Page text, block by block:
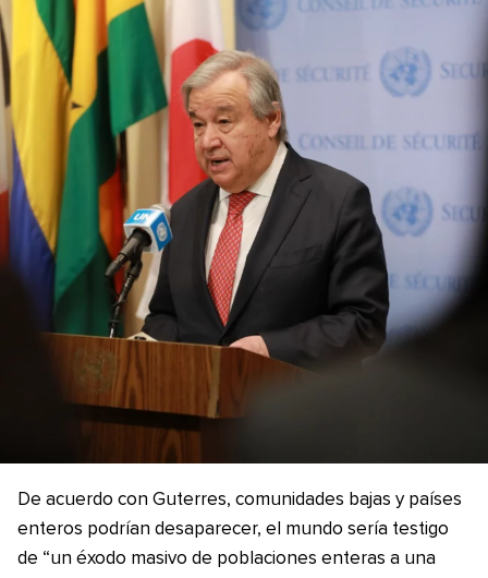
De acuerdo con Guterres, comunidades bajas y países
enteros podrían desaparecer, el mundo sería testigo
de “un éxodo masivo de poblaciones enteras a una